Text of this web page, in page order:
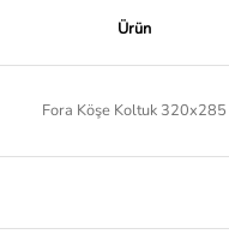
Ürün
Fora Köşe Koltuk 320x285